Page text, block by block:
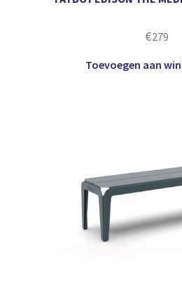
€279
Toevoegen aan